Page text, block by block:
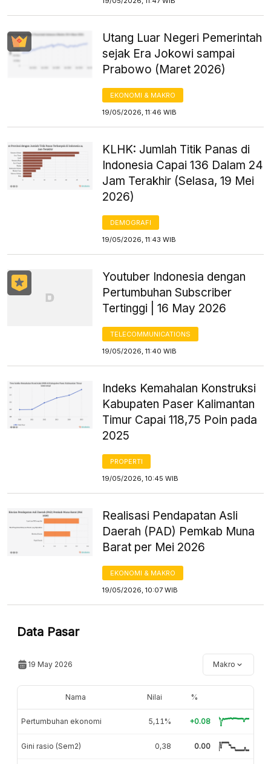
Utang Luar Negeri Pemerintah
sejak Era Jokowi sampai
Prabowo (Maret 2026)
EKONOMI & MAKRO
19/05/2026, 11:46 WIB
KLHK: Jumlah Titik Panas di
Indonesia Capai 136 Dalam 24
Jam Terakhir (Selasa, 19 Mei
2026)
DEMOGRAFI
19/05/2026, 11:43 WIB
Youtuber Indonesia dengan
Pertumbuhan Subscriber
Tertinggi | 16 May 2026
TELECOMMUNICATIONS
19/05/2026, 11:40 WIB
Indeks Kemahalan Konstruksi
Kabupaten Paser Kalimantan
Timur Capai 118,75 Poin pada
2025
PROPERTI
19/05/2026, 10:45 WIB
Realisasi Pendapatan Asli
Daerah (PAD) Pemkab Muna
Barat per Mei 2026
EKONOMI & MAKRO
19/05/2026, 10:07 WIB
Data Pasar
19 May 2026 Makro
Nama Nilai %
Pertumbuhan ekonomi 5,11% +0.08
Gini rasio (Sem2) 0,38 0.00